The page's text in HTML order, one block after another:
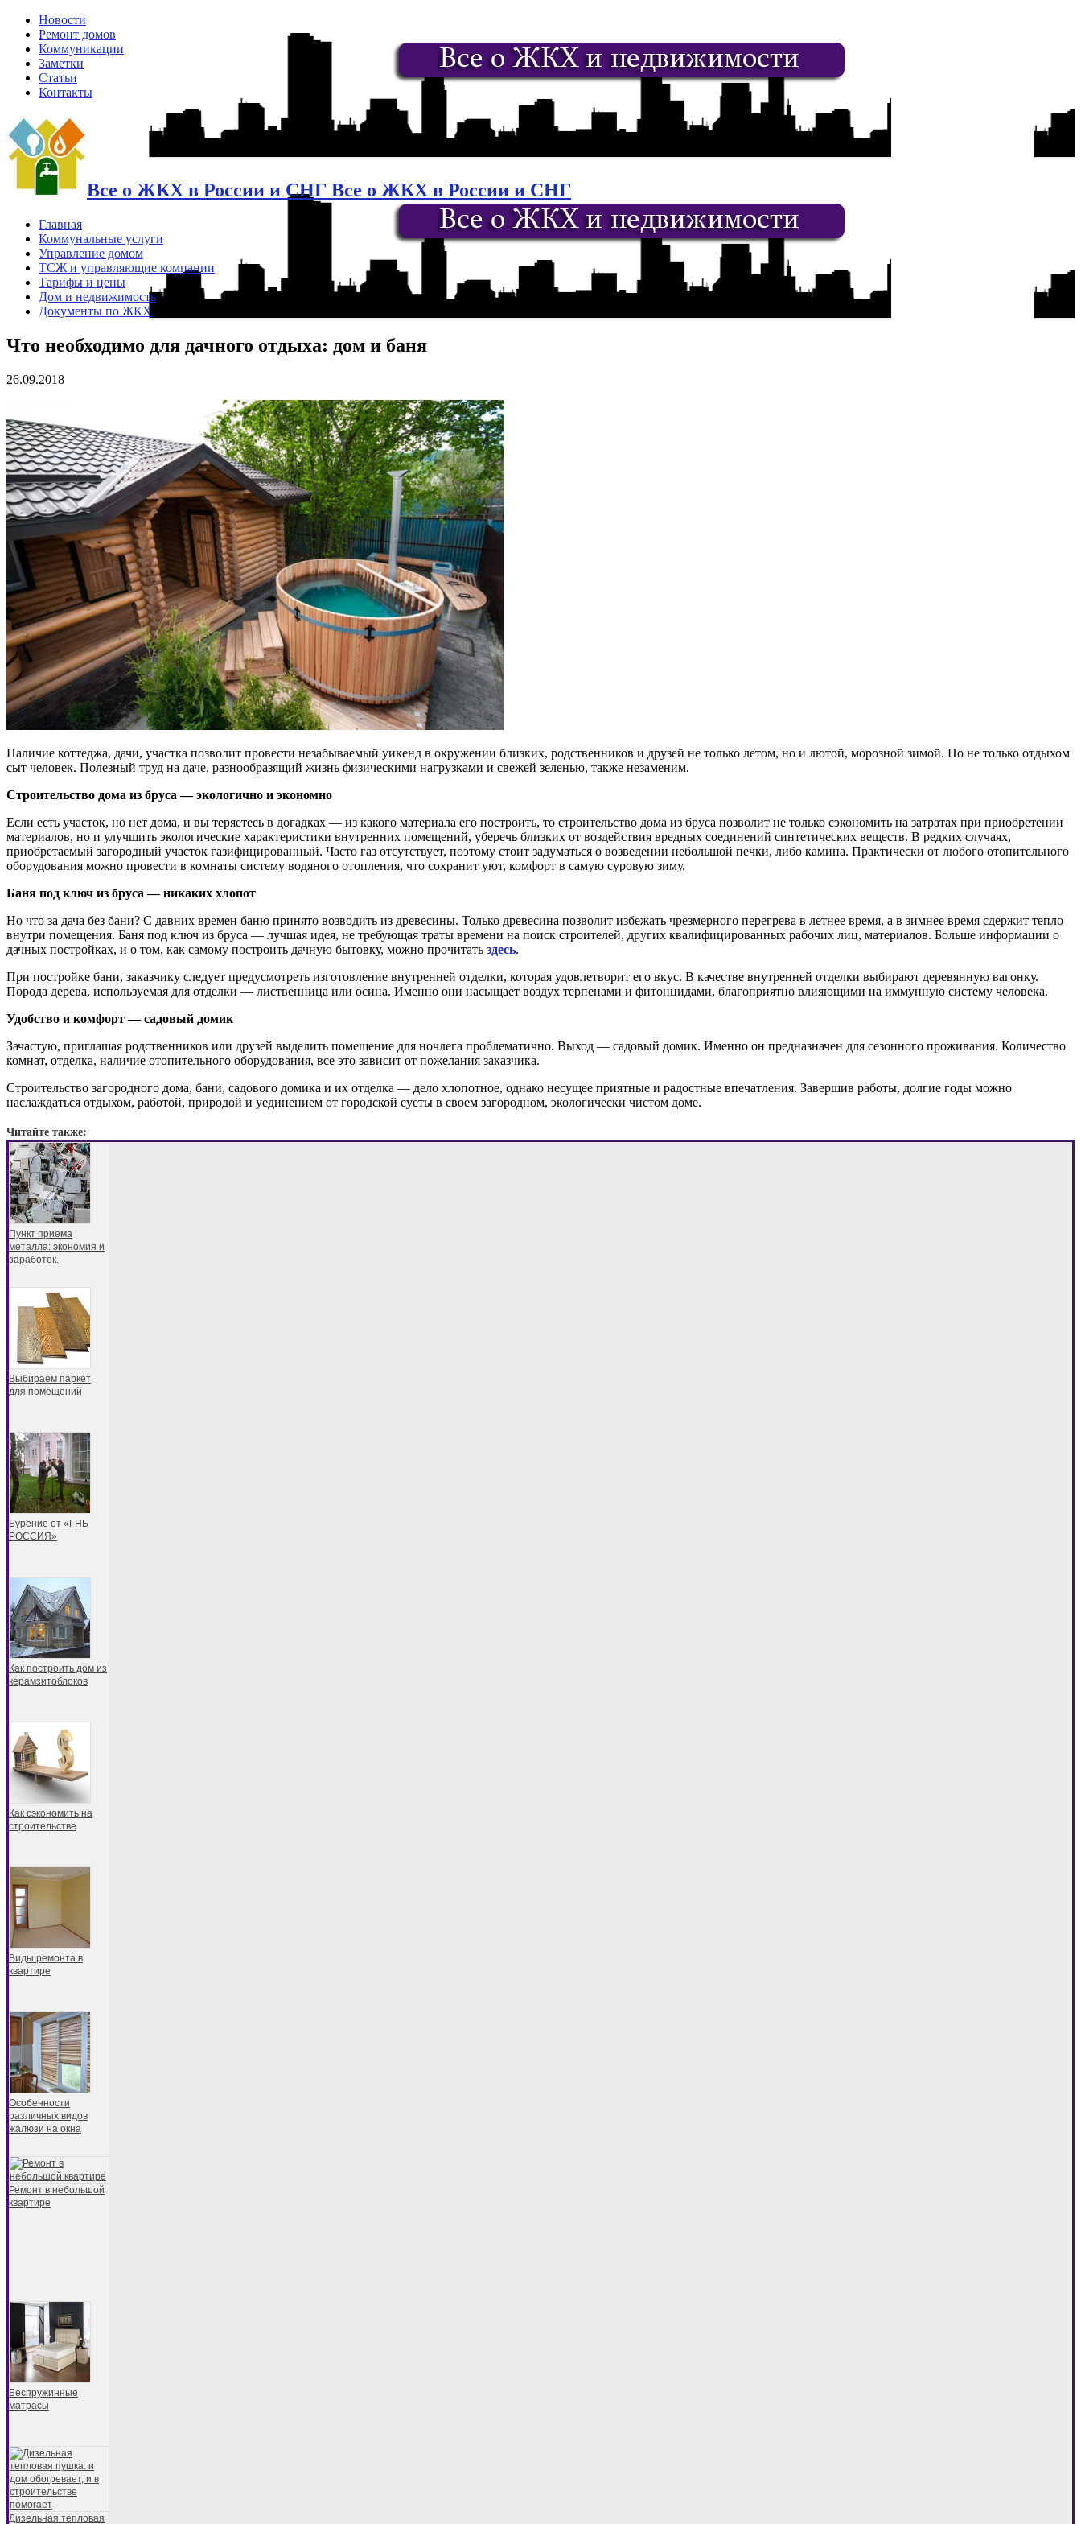
Новости
Ремонт домов
Коммуникации
Заметки
Статьи
Контакты
Все о ЖКХ в России и СНГ Все о ЖКХ в России и СНГ
Главная
Коммунальные услуги
Управление домом
ТСЖ и управляющие компании
Тарифы и цены
Дом и недвижимость
Документы по ЖКХ
Что необходимо для дачного отдыха: дом и баня
26.09.2018
Наличие коттеджа, дачи, участка позволит провести незабываемый уикенд в окружении близких, родственников и друзей не только летом, но и лютой, морозной зимой. Но не только отдыхом
сыт человек. Полезный труд на даче, разнообразящий жизнь физическими нагрузками и свежей зеленью, также незаменим.
Строительство дома из бруса — экологично и экономно
Если есть участок, но нет дома, и вы теряетесь в догадках — из какого материала его построить, то строительство дома из бруса позволит не только сэкономить на затратах при приобретении
материалов, но и улучшить экологические характеристики внутренних помещений, уберечь близких от воздействия вредных соединений синтетических веществ. В редких случаях,
приобретаемый загородный участок газифицированный. Часто газ отсутствует, поэтому стоит задуматься о возведении небольшой печки, либо камина. Практически от любого отопительного
оборудования можно провести в комнаты систему водяного отопления, что сохранит уют, комфорт в самую суровую зиму.
Баня под ключ из бруса — никаких хлопот
Но что за дача без бани? С давних времен баню принято возводить из древесины. Только древесина позволит избежать чрезмерного перегрева в летнее время, а в зимнее время сдержит тепло
внутри помещения. Баня под ключ из бруса — лучшая идея, не требующая траты времени на поиск строителей, других квалифицированных рабочих лиц, материалов. Больше информации о
дачных постройках, и о том, как самому построить дачную бытовку, можно прочитать здесь.
При постройке бани, заказчику следует предусмотреть изготовление внутренней отделки, которая удовлетворит его вкус. В качестве внутренней отделки выбирают деревянную вагонку.
Порода дерева, используемая для отделки — лиственница или осина. Именно они насыщает воздух терпенами и фитонцидами, благоприятно влияющими на иммунную систему человека.
Удобство и комфорт — садовый домик
Зачастую, приглашая родственников или друзей выделить помещение для ночлега проблематично. Выход — садовый домик. Именно он предназначен для сезонного проживания. Количество
комнат, отделка, наличие отопительного оборудования, все это зависит от пожелания заказчика.
Строительство загородного дома, бани, садового домика и их отделка — дело хлопотное, однако несущее приятные и радостные впечатления. Завершив работы, долгие годы можно
наслаждаться отдыхом, работой, природой и уединением от городской суеты в своем загородном, экологически чистом доме.
Читайте также:
Пункт приема
металла: экономия и
заработок.
Выбираем паркет
для помещений
Бурение от «ГНБ
РОССИЯ»
Как построить дом из
керамзитоблоков
Как сэкономить на
строительстве
Виды ремонта в
квартире
Особенности
различных видов
жалюзи на окна
Ремонт в небольшой
квартире
Беспружинные
матрасы
Дизельная тепловая